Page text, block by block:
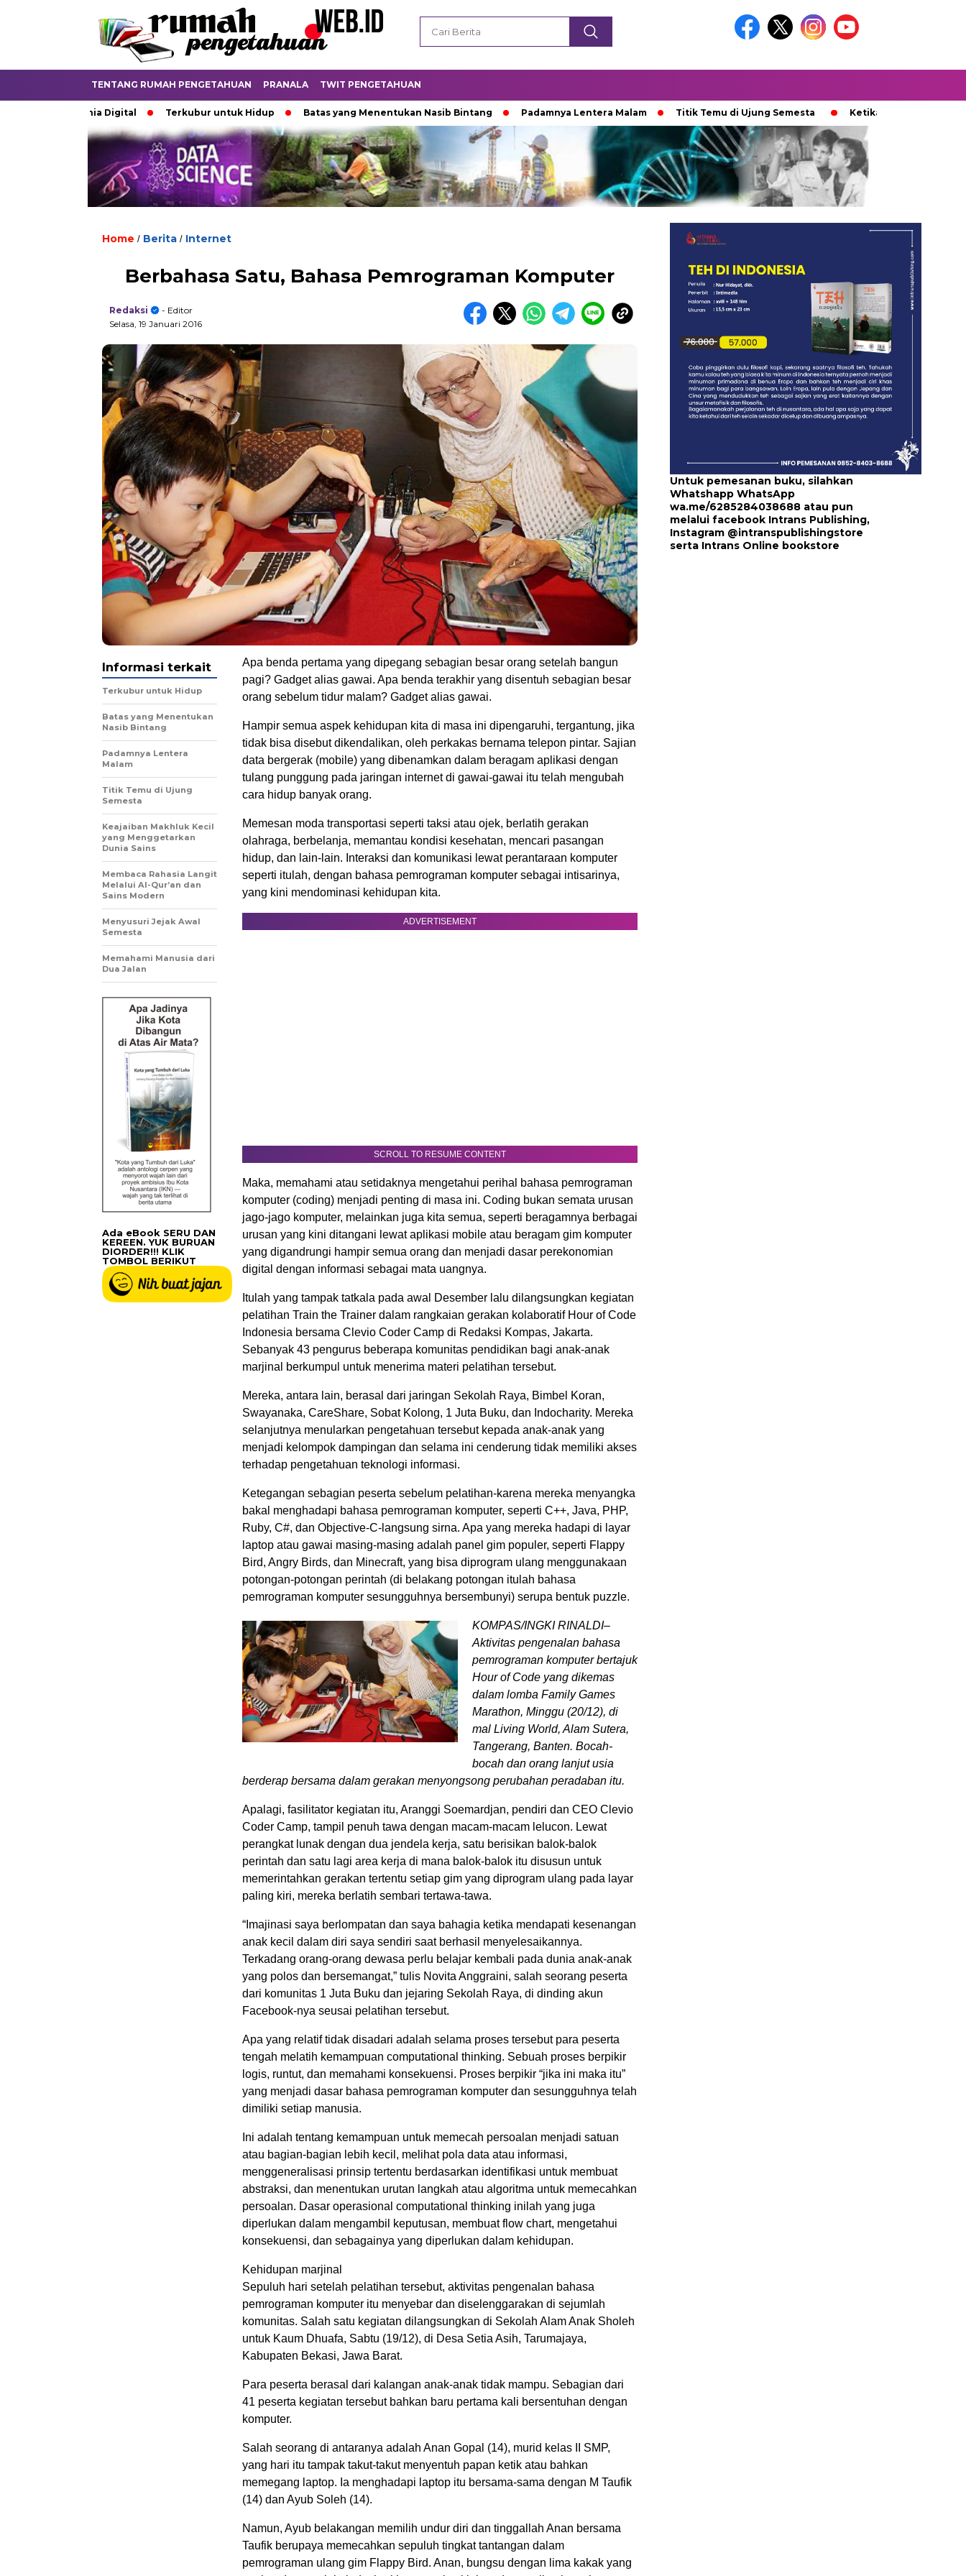
TENTANG RUMAH PENGETAHUAN PRANALA TWIT PENGETAHUAN
di Dunia Digital Terkubur untuk Hidup Batas yang Menentukan Nasib Bintang Padamnya Lentera Malam Titik Temu di Ujung Semesta Ketika Ijazah Analog
Home / Berita / Internet
Berbahasa Satu, Bahasa Pemrograman Komputer
Redaksi
- Editor
Selasa, 19 Januari 2016
Apa benda pertama yang dipegang sebagian besar orang setelah bangun
pagi? Gadget alias gawai. Apa benda terakhir yang disentuh sebagian besar
orang sebelum tidur malam? Gadget alias gawai.
Hampir semua aspek kehidupan kita di masa ini dipengaruhi, tergantung, jika
tidak bisa disebut dikendalikan, oleh perkakas bernama telepon pintar. Sajian
data bergerak (mobile) yang dibenamkan dalam beragam aplikasi dengan
tulang punggung pada jaringan internet di gawai-gawai itu telah mengubah
cara hidup banyak orang.
Memesan moda transportasi seperti taksi atau ojek, berlatih gerakan
olahraga, berbelanja, memantau kondisi kesehatan, mencari pasangan
hidup, dan lain-lain. Interaksi dan komunikasi lewat perantaraan komputer
seperti itulah, dengan bahasa pemrograman komputer sebagai intisarinya,
yang kini mendominasi kehidupan kita.
ADVERTISEMENT
SCROLL TO RESUME CONTENT
Maka, memahami atau setidaknya mengetahui perihal bahasa pemrograman
komputer (coding) menjadi penting di masa ini. Coding bukan semata urusan
jago-jago komputer, melainkan juga kita semua, seperti beragamnya berbagai
urusan yang kini ditangani lewat aplikasi mobile atau beragam gim komputer
yang digandrungi hampir semua orang dan menjadi dasar perekonomian
digital dengan informasi sebagai mata uangnya.
Itulah yang tampak tatkala pada awal Desember lalu dilangsungkan kegiatan
pelatihan Train the Trainer dalam rangkaian gerakan kolaboratif Hour of Code
Indonesia bersama Clevio Coder Camp di Redaksi Kompas, Jakarta.
Sebanyak 43 pengurus beberapa komunitas pendidikan bagi anak-anak
marjinal berkumpul untuk menerima materi pelatihan tersebut.
Mereka, antara lain, berasal dari jaringan Sekolah Raya, Bimbel Koran,
Swayanaka, CareShare, Sobat Kolong, 1 Juta Buku, dan Indocharity. Mereka
selanjutnya menularkan pengetahuan tersebut kepada anak-anak yang
menjadi kelompok dampingan dan selama ini cenderung tidak memiliki akses
terhadap pengetahuan teknologi informasi.
Ketegangan sebagian peserta sebelum pelatihan-karena mereka menyangka
bakal menghadapi bahasa pemrograman komputer, seperti C++, Java, PHP,
Ruby, C#, dan Objective-C-langsung sirna. Apa yang mereka hadapi di layar
laptop atau gawai masing-masing adalah panel gim populer, seperti Flappy
Bird, Angry Birds, dan Minecraft, yang bisa diprogram ulang menggunakaan
potongan-potongan perintah (di belakang potongan itulah bahasa
pemrograman komputer sesungguhnya bersembunyi) serupa bentuk puzzle.
KOMPAS/INGKI RINALDI–
Aktivitas pengenalan bahasa
pemrograman komputer bertajuk
Hour of Code yang dikemas
dalam lomba Family Games
Marathon, Minggu (20/12), di
mal Living World, Alam Sutera,
Tangerang, Banten. Bocah-
bocah dan orang lanjut usia
berderap bersama dalam gerakan menyongsong perubahan peradaban itu.
Apalagi, fasilitator kegiatan itu, Aranggi Soemardjan, pendiri dan CEO Clevio
Coder Camp, tampil penuh tawa dengan macam-macam lelucon. Lewat
perangkat lunak dengan dua jendela kerja, satu berisikan balok-balok
perintah dan satu lagi area kerja di mana balok-balok itu disusun untuk
memerintahkan gerakan tertentu setiap gim yang diprogram ulang pada layar
paling kiri, mereka berlatih sembari tertawa-tawa.
“Imajinasi saya berlompatan dan saya bahagia ketika mendapati kesenangan
anak kecil dalam diri saya sendiri saat berhasil menyelesaikannya.
Terkadang orang-orang dewasa perlu belajar kembali pada dunia anak-anak
yang polos dan bersemangat,” tulis Novita Anggraini, salah seorang peserta
dari komunitas 1 Juta Buku dan jejaring Sekolah Raya, di dinding akun
Facebook-nya seusai pelatihan tersebut.
Apa yang relatif tidak disadari adalah selama proses tersebut para peserta
tengah melatih kemampuan computational thinking. Sebuah proses berpikir
logis, runtut, dan memahami konsekuensi. Proses berpikir “jika ini maka itu”
yang menjadi dasar bahasa pemrograman komputer dan sesungguhnya telah
dimiliki setiap manusia.
Ini adalah tentang kemampuan untuk memecah persoalan menjadi satuan
atau bagian-bagian lebih kecil, melihat pola data atau informasi,
menggeneralisasi prinsip tertentu berdasarkan identifikasi untuk membuat
abstraksi, dan menentukan urutan langkah atau algoritma untuk memecahkan
persoalan. Dasar operasional computational thinking inilah yang juga
diperlukan dalam mengambil keputusan, membuat flow chart, mengetahui
konsekuensi, dan sebagainya yang diperlukan dalam kehidupan.
Kehidupan marjinal
Sepuluh hari setelah pelatihan tersebut, aktivitas pengenalan bahasa
pemrograman komputer itu menyebar dan diselenggarakan di sejumlah
komunitas. Salah satu kegiatan dilangsungkan di Sekolah Alam Anak Sholeh
untuk Kaum Dhuafa, Sabtu (19/12), di Desa Setia Asih, Tarumajaya,
Kabupaten Bekasi, Jawa Barat.
Para peserta berasal dari kalangan anak-anak tidak mampu. Sebagian dari
41 peserta kegiatan tersebut bahkan baru pertama kali bersentuhan dengan
komputer.
Salah seorang di antaranya adalah Anan Gopal (14), murid kelas II SMP,
yang hari itu tampak takut-takut menyentuh papan ketik atau bahkan
memegang laptop. Ia menghadapi laptop itu bersama-sama dengan M Taufik
(14) dan Ayub Soleh (14).
Namun, Ayub belakangan memilih undur diri dan tinggallah Anan bersama
Taufik berupaya memecahkan sepuluh tingkat tantangan dalam
pemrograman ulang gim Flappy Bird. Anan, bungsu dengan lima kakak yang
Informasi terkait
Terkubur untuk Hidup
Batas yang Menentukan
Nasib Bintang
Padamnya Lentera
Malam
Titik Temu di Ujung
Semesta
Keajaiban Makhluk Kecil
yang Menggetarkan
Dunia Sains
Membaca Rahasia Langit
Melalui Al-Qur’an dan
Sains Modern
Menyusuri Jejak Awal
Semesta
Memahami Manusia dari
Dua Jalan
Ada eBook SERU DAN
KEREEN. YUK BURUAN
DIORDER!!! KLIK
TOMBOL BERIKUT
Untuk pemesanan buku, silahkan
Whatshapp WhatsApp
wa.me/6285284038688 atau pun
melalui facebook Intrans Publishing,
Instagram @intranspublishingstore
serta Intrans Online bookstore